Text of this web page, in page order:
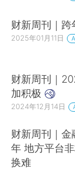
财新周刊｜
2025年01月11日
财新周刊｜
加积极
2024年12月14日
财新周刊｜
年 地方平台
换难